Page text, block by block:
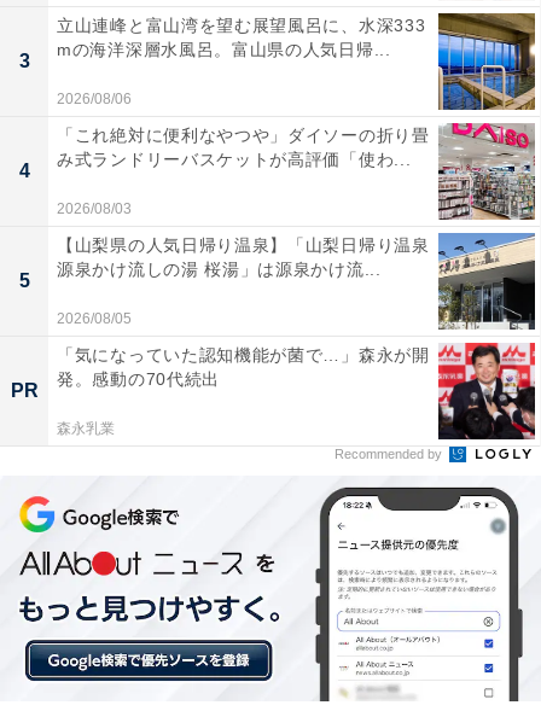
3
立山連峰と富山湾を望む展望風呂に、水深333
mの海洋深層水風呂。富山県の人気日帰...
2026/08/06
4
「これ絶対に便利なやつや」ダイソーの折り畳
み式ランドリーバスケットが高評価「使わ...
2026/08/03
5
【山梨県の人気日帰り温泉】「山梨日帰り温泉
源泉かけ流しの湯 桜湯」は源泉かけ流...
2026/08/05
PR
「気になっていた認知機能が菌で…」森永が開
発。感動の70代続出
森永乳業
Recommended by